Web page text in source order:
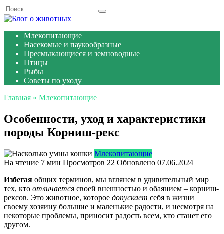
Перейти
к
Search
for:
Млекопитающие
Насекомые и паукообразные
Пресмыкающиеся и земноводные
Птицы
Рыбы
Советы по уходу
Главная » Млекопитающие
Особенности, уход и характеристики
породы Корниш-рекс
Млекопитающие
На чтение 7 мин Просмотров 22 Обновлено 07.06.2024
Избегая общих терминов, мы вглянем в удивительный мир
тех, кто отличается своей внешностью и обаянием – корниш-
рексов. Это животное, которое допускает себя в жизни
своему хозяину большие и маленькие радости, и несмотря на
некоторые проблемы, приносит радость всем, кто станет его
другом.